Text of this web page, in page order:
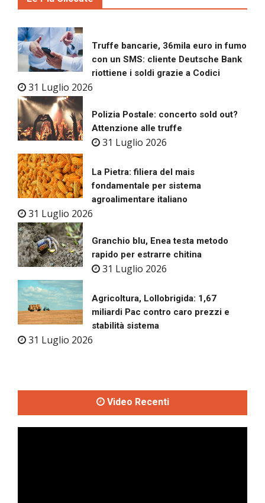
Truffe bancarie, 36mila euro in fumo
con un SMS: cliente Deutsche Bank
riottiene i soldi grazie a Codici
31 Luglio 2026
Polizia Postale: concerto sold out?
Attenzione alle truffe
31 Luglio 2026
La Pietra: filiera del mais
fondamentale per sistema
agroalimentare italiano
31 Luglio 2026
Granchio blu, Enea testa metodo
rapido per estrarre chitina
31 Luglio 2026
Agricoltura, Lollobrigida: 1,67
miliardi Pac contro caro prezzi e
stabilità sistema
31 Luglio 2026
Video Recenti